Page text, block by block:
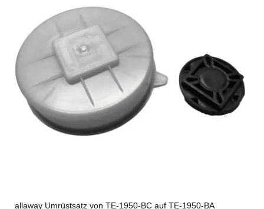
allaway Umrüstsatz von TE-1950-BC auf TE-1950-BA